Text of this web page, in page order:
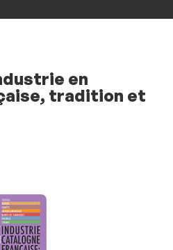
en
tradition et